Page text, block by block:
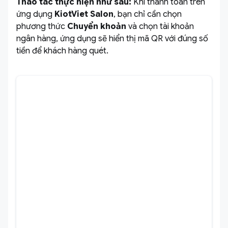
Thao tác thực hiện như sau: Khi thanh toán trên
ứng dụng KiotViet Salon, bạn chỉ cần chọn
phương thức Chuyển khoản và chọn tài khoản
ngân hàng, ứng dụng sẽ hiển thị mã QR với đúng số
tiền để khách hàng quét.